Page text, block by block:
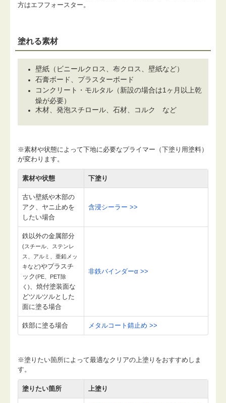
方はエフフォースター。
塗れる素材
壁紙（ビニールクロス、布クロス、壁紙など）
石膏ボード、プラスターボード
コンクリート・モルタル（新設の場合は1ヶ月以上乾
燥が必要）
木材、発泡スチロール、石材、コルク など
※素材や状態によって下地に必要なプライマー（下塗り用塗料）
が変わります。
素材や状態 下塗り
古い壁紙や木部の
アク、ヤニ止めを
したい場合
含浸シーラー >>
鉄以外の金属部分
(スチール、ステンレ
ス、アルミ、亜鉛メッ
キなど)やプラスチ
ック(PE、PET除
く)、焼付塗装面な
どツルツルとした
面に塗る場合
非鉄バインダーα >>
鉄部に塗る場合 メタルコート錆止め >>
※塗りたい箇所によって最適なクリアの上塗りをおすすめしま
す。
塗りたい箇所 上塗り